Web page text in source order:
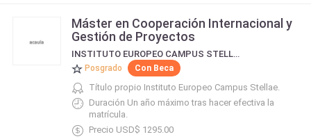
Máster en Cooperación Internacional y
Gestión de Proyectos
INSTITUTO EUROPEO CAMPUS STELLAE
Posgrado Con Beca
Título propio Instituto Europeo Campus Stellae.
Duración Un año máximo tras hacer efectiva la
matrícula.
Precio USD$ 1295.00